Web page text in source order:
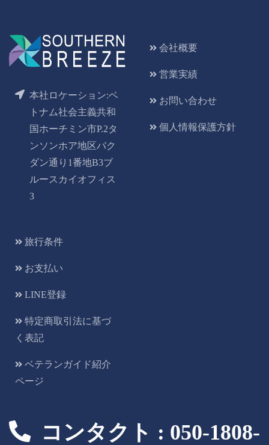
本社ロケーション:ベ
トナム社会主義共和
国ホーチミン市P.2タ
ンソンホア地区バク
ダン通り1番地B3ブ
ルースカイオフィス
3
会社概要
営業実績
お問い合わせ
個人情報保護方針
旅行条件
お支払い
LINE登録
特定商取引法に基づ
く表記
ベテランガイド紹介
ページ
コンタクト : 050-1808-